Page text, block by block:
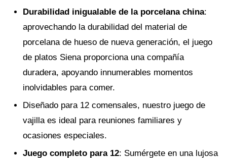
Durabilidad inigualable de la porcelana china:
aprovechando la durabilidad del material de
porcelana de hueso de nueva generación, el juego
de platos Siena proporciona una compañía
duradera, apoyando innumerables momentos
inolvidables para comer.
Diseñado para 12 comensales, nuestro juego de
vajilla es ideal para reuniones familiares y
ocasiones especiales.
Juego completo para 12: Sumérgete en una lujosa